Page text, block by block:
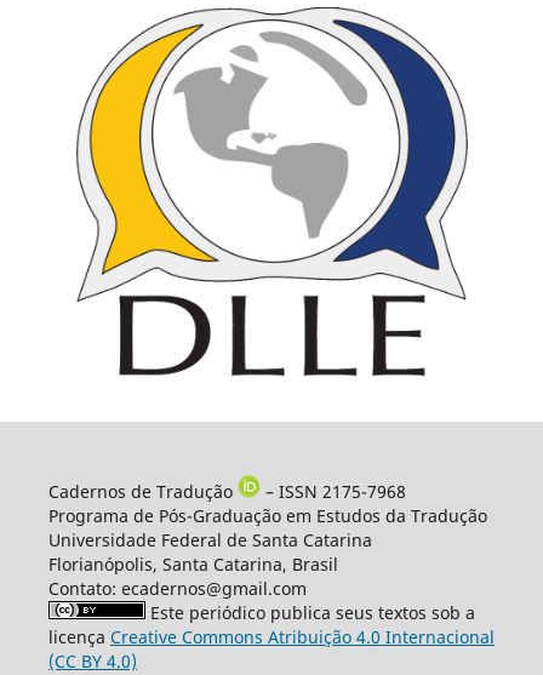
Cadernos de Tradução
– ISSN 2175-7968
Programa de Pós-Graduação em Estudos da Tradução
Universidade Federal de Santa Catarina
Florianópolis, Santa Catarina, Brasil
Contato: ecadernos@gmail.com
Este periódico publica seus textos sob a
licença Creative Commons Atribuição 4.0 Internacional
(CC BY 4.0)